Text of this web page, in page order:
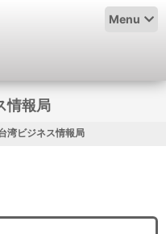
Menu
情報局
湾ビジネス情報局